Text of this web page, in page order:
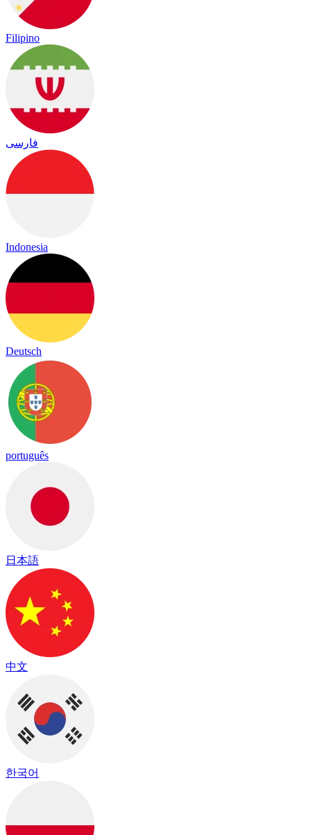
Filipino
فارسی
Indonesia
Deutsch
português
日本語
中文
한국어